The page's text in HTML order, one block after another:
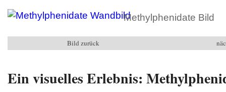
Methylphenidate Bild
Bild zurück
Ein visuelles Erlebnis: